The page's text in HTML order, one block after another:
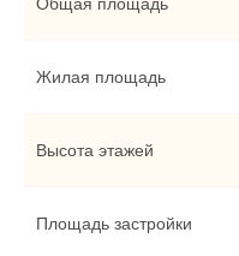
Жилая площадь
Высота этажей
Площадь застройки